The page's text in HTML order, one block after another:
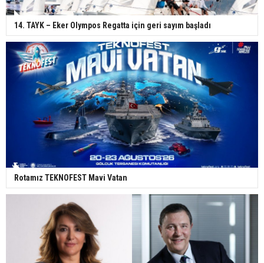
14. TAYK – Eker Olympos Regatta için geri sayım başladı
Rotamız TEKNOFEST Mavi Vatan